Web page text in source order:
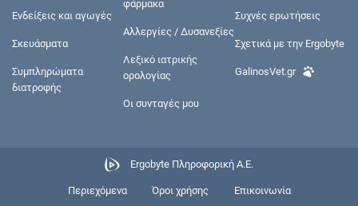
Ενδείξεις και αγωγές
Σκευάσματα
Συμπληρώματα
διατροφής
φάρμακα
Αλλεργίες / Δυσανεξίες
Λεξικό ιατρικής
ορολογίας
Οι συνταγές μου
Συχνές ερωτήσεις
Σχετικά με την Ergobyte
GalinosVet.gr
Ergobyte Πληροφορική Α.Ε.
Περιεχόμενα Όροι χρήσης Επικοινωνία